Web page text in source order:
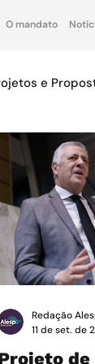
O mandato
e
de
Redação
11 de set. de